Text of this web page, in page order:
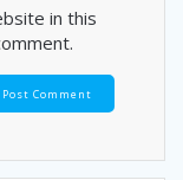
in this